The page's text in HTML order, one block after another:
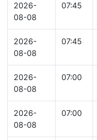
2026-
08-08
07:45
2026-
08-08
07:45
2026-
08-08
07:00
2026-
08-08
07:00